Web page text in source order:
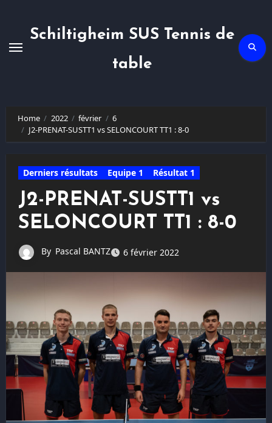
Schiltigheim SUS Tennis de
table
Home 2022 février
6
J2-PRENAT-SUSTT1 vs SELONCOURT TT1 : 8-0
Derniers résultats Equipe 1 Résultat 1
J2-PRENAT-SUSTT1 vs
SELONCOURT TT1 : 8-0
By Pascal BANTZ 6 février 2022